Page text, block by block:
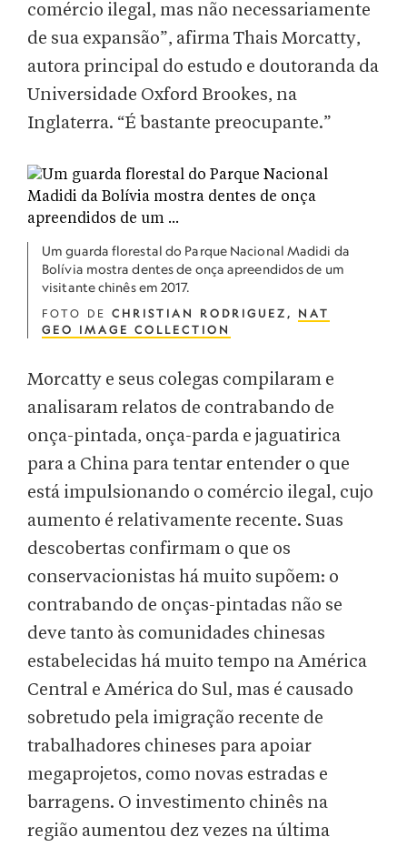
comércio ilegal, mas não necessariamente
de sua expansão”, afirma Thais Morcatty,
autora principal do estudo e doutoranda da
Universidade Oxford Brookes, na
Inglaterra. “É bastante preocupante.”
Um guarda florestal do Parque Nacional Madidi da
Bolívia mostra dentes de onça apreendidos de um
visitante chinês em 2017.
FOTO DE CHRISTIAN RODRIGUEZ, NAT
GEO IMAGE COLLECTION
Morcatty e seus colegas compilaram e
analisaram relatos de contrabando de
onça-pintada, onça-parda e jaguatirica
para a China para tentar entender o que
está impulsionando o comércio ilegal, cujo
aumento é relativamente recente. Suas
descobertas confirmam o que os
conservacionistas há muito supõem: o
contrabando de onças-pintadas não se
deve tanto às comunidades chinesas
estabelecidas há muito tempo na América
Central e América do Sul, mas é causado
sobretudo pela imigração recente de
trabalhadores chineses para apoiar
megaprojetos, como novas estradas e
barragens. O investimento chinês na
região aumentou dez vezes na última